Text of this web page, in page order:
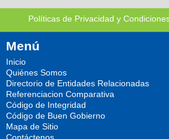
Políticas de Privacidad y
Menú
Inicio
Quiénes Somos
Directorio de Entidades Relacionadas
Referenciacion Comparativa
Código de Integridad
Código de Buen Gobierno
Mapa de Sitio